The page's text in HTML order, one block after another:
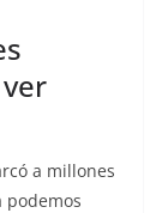
a millones
podemos